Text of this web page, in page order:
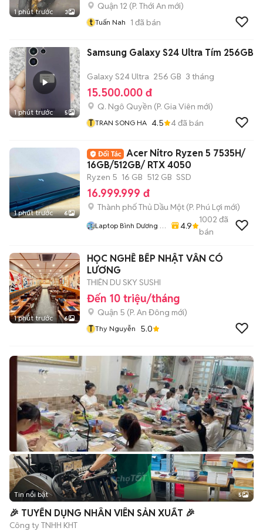
1 phút trước 3
Quận 12 (P. Thới An mới)
t Tuấn Nah 1 đã bán
1 phút trước 5
Samsung Galaxy S24 Ultra Tím 256GB
Galaxy S24 Ultra 256 GB 3 tháng
15.500.000 đ
Q. Ngô Quyền (P. Gia Viên mới)
T TRAN SONG HA 4.5 4đã bán
1 phút trước 6
Acer Nitro Ryzen 5 7535H/
16GB/512GB/ RTX 4050
Ryzen 5 16 GB 512 GB SSD
16.999.999 đ
Thành phố Thủ Dầu Một (P. Phú Lợi mới)
Laptop Bình Dương (
4.9
1002 đã
bán
1 phút trước 6
HỌC NGHỀ BẾP NHẬT VẪN CÓ
LƯƠNG
THIÊN DU SKY SUSHI
Đến 10 triệu/tháng
Quận 5 (P. An Đông mới)
T Thy Nguyễn 5.0
Tin nổi bật 5
🎉 TUYỂN DỤNG NHÂN VIÊN SẢN XUẤT 🎉
Công ty TNHH KHT